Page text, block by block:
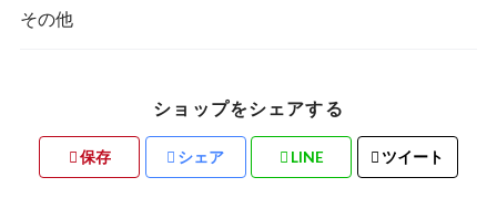
その他
ショップをシェアする
保存 シェア LINE ツイート